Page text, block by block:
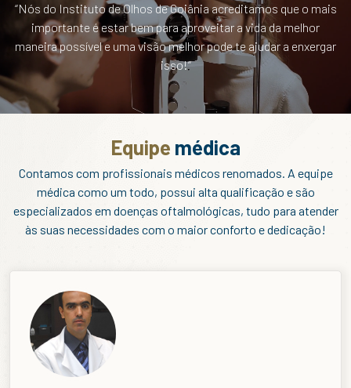
“Nós do Instituto de Olhos de Goiânia acreditamos que o mais
importante é estar bem para aproveitar a vida da melhor
maneira possível e uma visão melhor pode te ajudar a enxergar
isso!”
Equipe médica
Contamos com profissionais médicos renomados. A equipe
médica como um todo, possui alta qualificação e são
especializados em doenças oftalmológicas, tudo para atender
às suas necessidades com o maior conforto e dedicação!